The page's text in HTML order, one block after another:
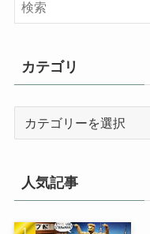
カテゴリ
人気記事